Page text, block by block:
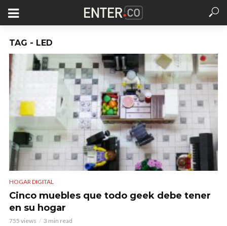
TAG - LED
HOGAR DIGITAL
Cinco muebles que todo geek debe tener
en su hogar
755 views 3 min read